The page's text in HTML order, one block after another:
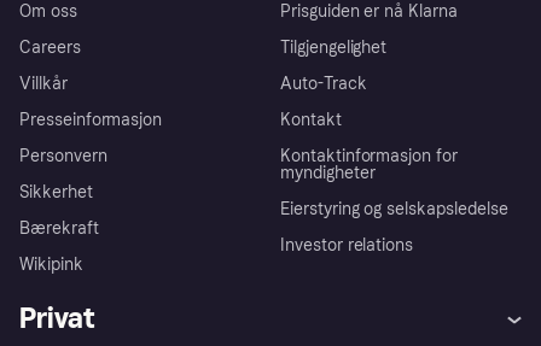
Om oss
Careers
Villkår
Presseinformasjon
Personvern
Sikkerhet
Bærekraft
Wikipink
Prisguiden er nå Klarna
Tilgjengelighet
Auto-Track
Kontakt
Kontaktinformasjon for
myndigheter
Eierstyring og selskapsledelse
Investor relations
Privat